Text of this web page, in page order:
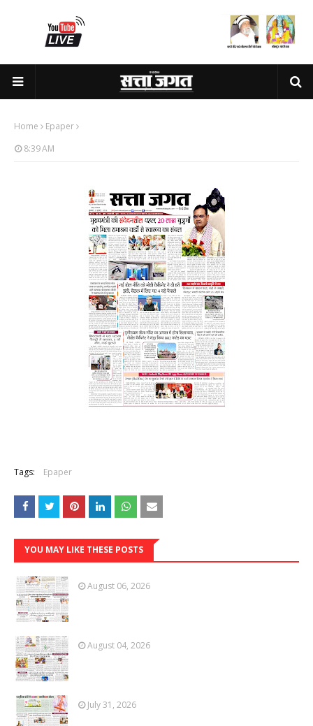
Home
Epaper
8:39 AM
Tags: Epaper
YOU MAY LIKE THESE POSTS
August 06, 2026
August 04, 2026
July 31, 2026